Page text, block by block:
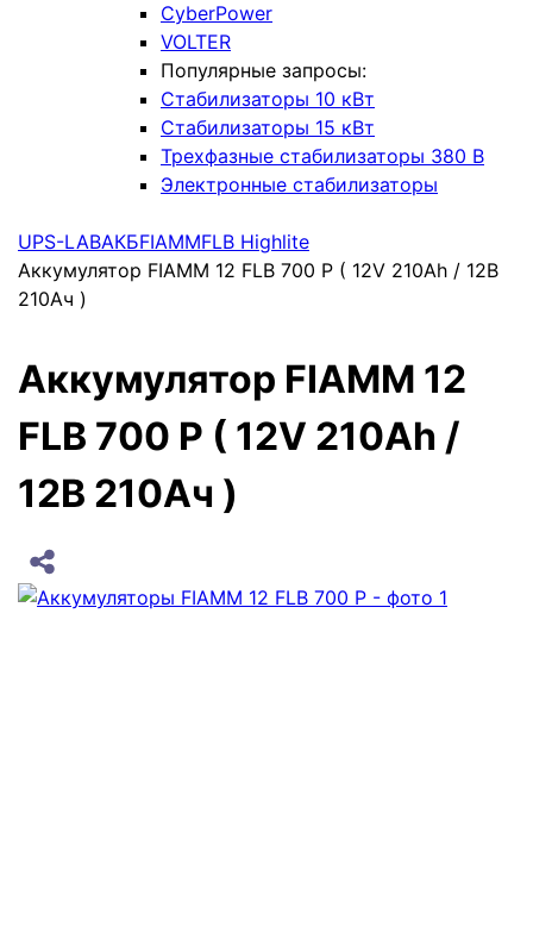
CyberPower
VOLTER
Популярные запросы:
Стабилизаторы 10 кВт
Стабилизаторы 15 кВт
Трехфазные стабилизаторы 380 В
Электронные стабилизаторы
UPS-LABАКБFIAMMFLB Highlite
Аккумулятор FIAMM 12 FLB 700 P ( 12V 210Ah / 12В
210Ач )
Аккумулятор FIAMM 12
FLB 700 P ( 12V 210Ah /
12В 210Ач )